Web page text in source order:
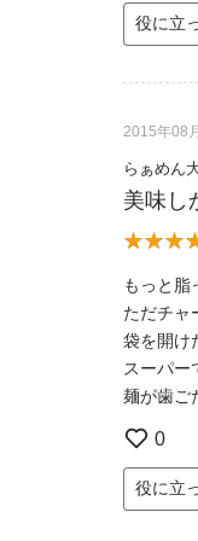
役に立
2015年08
らぁめん
美味し
もっと脂
ただチャ
袋を開け
スーパー
麺が歯ご
0
役に立